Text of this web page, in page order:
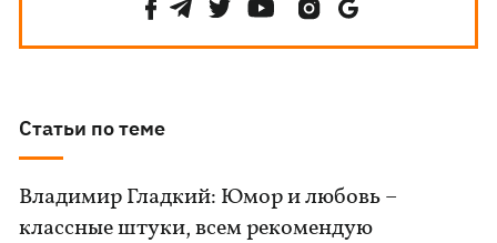
Статьи по теме
Владимир Гладкий: Юмор и любовь –
классные штуки, всем рекомендую